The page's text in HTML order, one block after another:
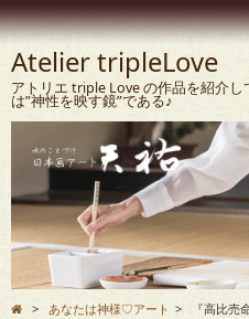
Atelier tripleLove
アトリエ triple Love の作品を紹介し
は”神性を映す鏡”である♪
> あなたは神様♡アート > 『高比売